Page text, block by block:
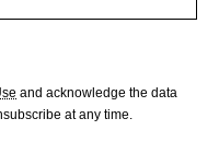
and acknowledge the data
at any time.